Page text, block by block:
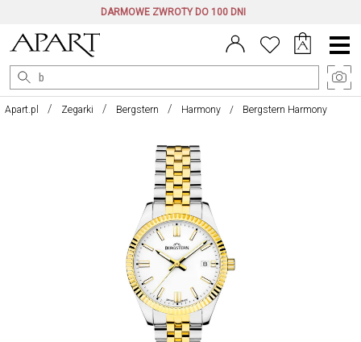
DARMOWE ZWROTY DO 100 DNI
Menu
główne
Apart.pl Zegarki Bergstern Harmony Bergstern Harmony